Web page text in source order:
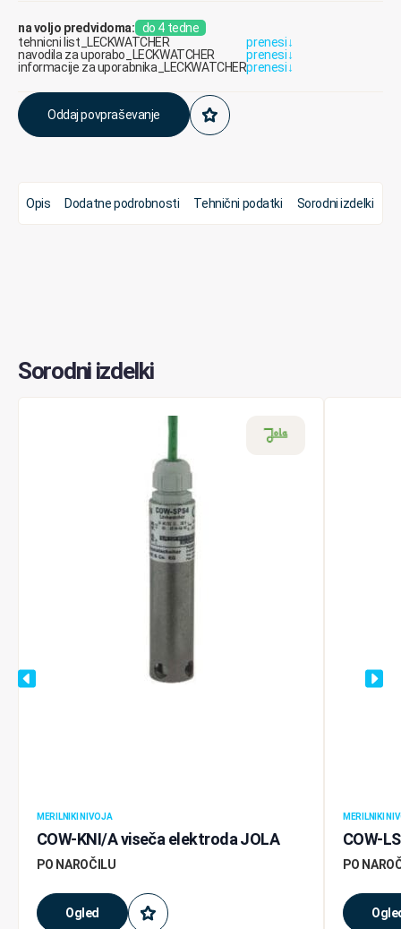
na voljo predvidoma: do 4 tedne
tehnicni list_LECKWATCHER
prenesi↓
navodila za uporabo_LECKWATCHER
prenesi↓
informacije za uporabnika_LECKWATCHERprenesi↓
Oddaj povpraševanje
Opis Dodatne podrobnosti Tehnični podatki Sorodni izdelki
Sorodni izdelki
MERILNIKI NIVOJA
COW-KNI/A viseča elektroda JOLA
Ogled
PO NAROČILU
MERILNIKI
COW-
PO